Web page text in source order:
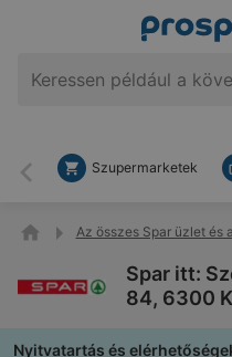
Vissza
Szupermarketek
Az összes Spar üzlet és
Spar itt:
84, 6300
Nyitvatartás és